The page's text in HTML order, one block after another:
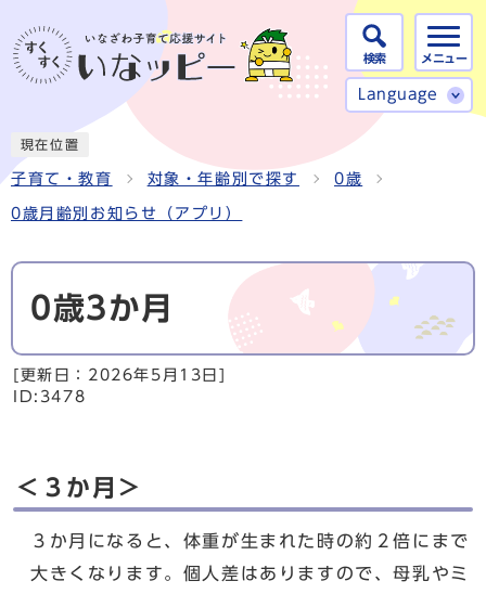
検索 メニュー
Language
現在位置
子育て・教育 対象・年齢別で探す 0歳
0歳月齢別お知らせ（アプリ）
0歳3か月
[更新日： 2026年5月13日
ID:3478
＜３か月＞
３か月になると、体重が生まれた時の約２倍にまで
大きくなります。個人差はありますので、母乳やミ